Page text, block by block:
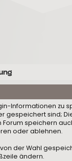
Informationen zu
gespeichert sind;
speichern
oder ablehnen.
der Wahl
ändern.